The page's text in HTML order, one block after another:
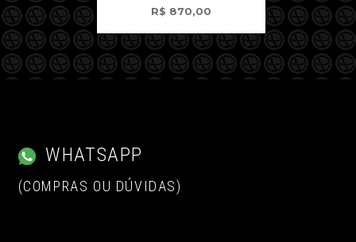
R$ 870,00
WHATSAPP
(COMPRAS OU DÚVIDAS)